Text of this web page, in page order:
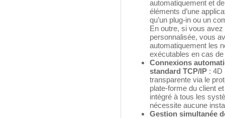
automatiquement et
éléments d’une
qu’un plug-in ou un
En outre, si vous
personnalisée, vous
automatiquement les
exécutables en cas
Connexions
standard TCP/IP : 4D
transparente via le
plate-forme du client
intégré à tous les
nécessite aucune
Gestion simultanée